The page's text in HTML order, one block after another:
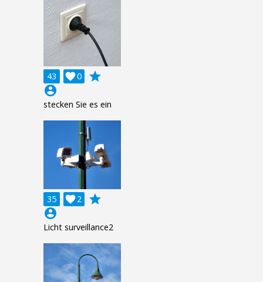
43 0

grade
account_circle
stecken Sie es ein
35 2

grade
account_circle
Licht surveillance2